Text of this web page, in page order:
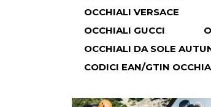
OCCHIALI VERSACE
OCCHIALI GUCCI
OCCHIALI DA SOLE
CODICI EAN/GTIN